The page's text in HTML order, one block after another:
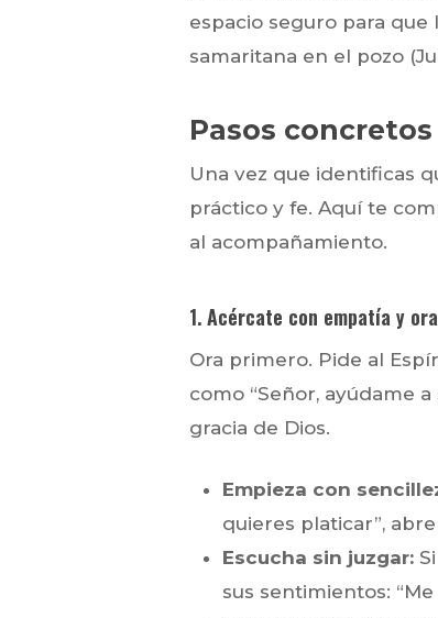
espacio seguro para
samaritana en el pozo
Pasos
Una vez que identificas
práctico y fe. Aquí te
al acompañamiento.
1. Acércate con empatía y
Ora primero. Pide al
como “Señor, ayúdame
gracia de Dios.
Empieza con
quieres platicar”,
Escucha sin juzgar:
sus sentimientos: